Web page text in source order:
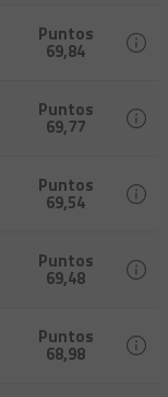
Puntos
69,84
Puntos
69,77
Puntos
69,54
Puntos
69,48
Puntos
68,98